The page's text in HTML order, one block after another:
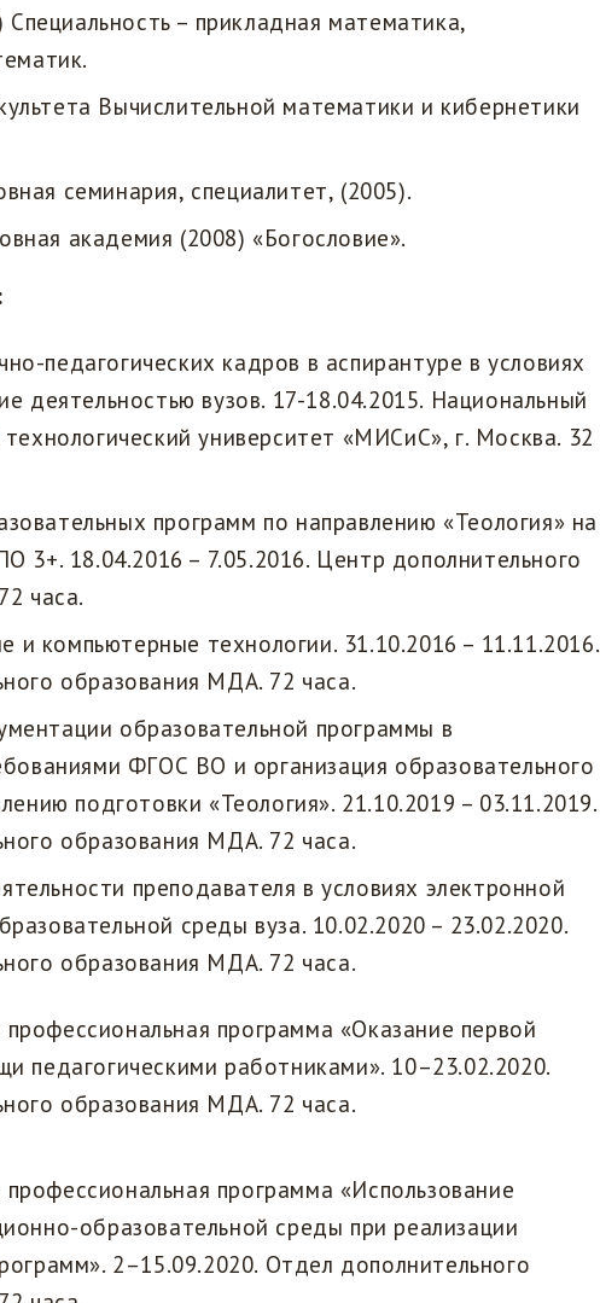
Специальность – прикладная математика,
Вычислительной математики и кибернетики
семинария, специалитет, (2005).
академия (2008) «Богословие».
педагогических кадров в аспирантуре в условиях
деятельностью вузов. 17-18.04.2015. Национальный
технологический университет «МИСиС», г. Москва. 32
программ по направлению «Теология» на
3+. 18.04.2016 – 7.05.2016. Центр дополнительного
часа.
и компьютерные технологии. 31.10.2016 – 11.11.2016.
образования МДА. 72 часа.
образовательной программы в
ФГОС ВО и организация образовательного
подготовки «Теология». 21.10.2019 – 03.11.2019.
образования МДА. 72 часа.
преподавателя в условиях электронной
среды вуза. 10.02.2020 – 23.02.2020.
образования МДА. 72 часа.
программа «Оказание первой
педагогическими работниками». 10–23.02.2020.
образования МДА. 72 часа.
программа «Использование
образовательной среды при реализации
2–15.09.2020. Отдел дополнительного